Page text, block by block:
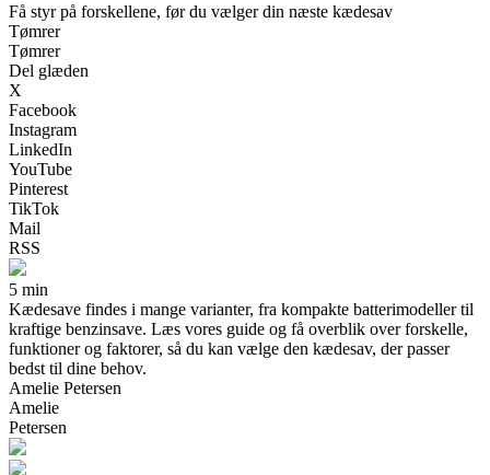
Få styr på forskellene, før du vælger din næste kædesav
Tømrer
Tømrer
Del glæden
X
Facebook
Instagram
LinkedIn
YouTube
Pinterest
TikTok
Mail
RSS
5 min
Kædesave findes i mange varianter, fra kompakte batterimodeller til
kraftige benzinsave. Læs vores guide og få overblik over forskelle,
funktioner og faktorer, så du kan vælge den kædesav, der passer
bedst til dine behov.
Amelie Petersen
Amelie
Petersen